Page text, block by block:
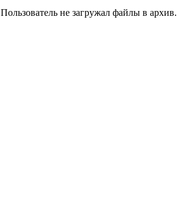
Пользователь не загружал файлы в архив.